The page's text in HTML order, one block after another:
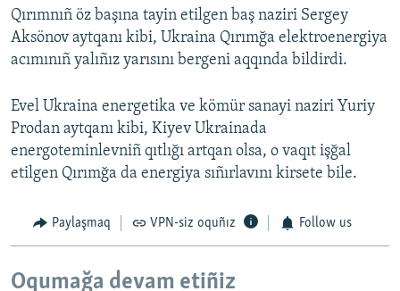
Qırımnıñ öz başına tayin etilgen baş naziri Sergey
Aksönov aytqanı kibi, Ukraina Qırımğa elektroenergiya
acımınıñ yalıñız yarısını bergeni aqqında bildirdi.
Evel Ukraina energetika ve kömür sanayi naziri Yuriy
Prodan aytqanı kibi, Kiyev Ukrainada
energoteminlevniñ qıtlığı artqan olsa, o vaqıt işğal
etilgen Qırımğa da energiya sıñırlavını kirsete bile.
Paylaşmaq VPN-siz oquñız Follow us
Oqumağa devam etiñiz